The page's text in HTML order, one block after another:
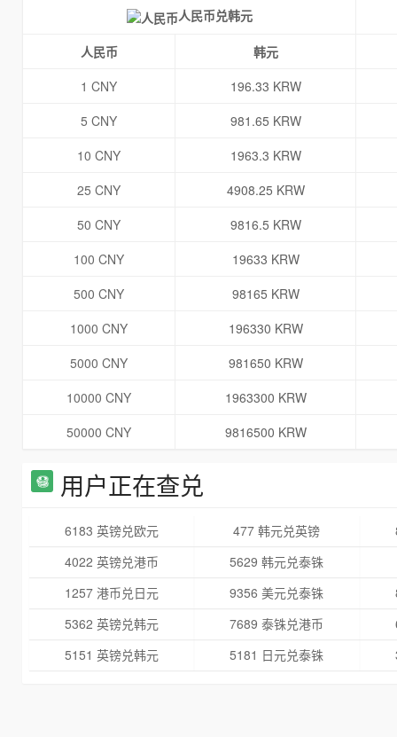
人民币兑韩元
人民币
韩元
1 CNY
196.33 KRW
5 CNY
981.65 KRW
10 CNY
1963.3 KRW
25 CNY
4908.25 KRW
50 CNY
9816.5 KRW
100 CNY
19633 KRW
500 CNY
98165 KRW
1000 CNY
196330 KRW
5000 CNY
981650 KRW
10000 CNY
1963300 KRW
50000 CNY
9816500 KRW
用户正在查兑
6183 英镑兑欧元 477 韩元兑英镑
4022 英镑兑港币
5629 韩元兑泰铢
1257 港币兑日元
9356 美元兑泰铢
5362 英镑兑韩元
7689 泰铢兑港币
5151 英镑兑韩元
5181 日元兑泰铢